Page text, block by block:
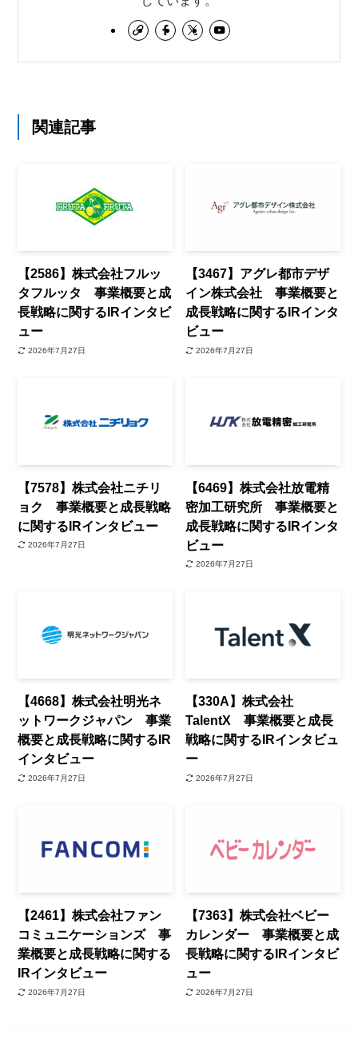
関連記事
【2586】株式会社フルッ
タフルッタ 事業概要と成
長戦略に関するIRインタビ
ュー
2026年7月27日
【3467】アグレ都市デザ
イン株式会社 事業概要と
成長戦略に関するIRインタ
ビュー
2026年7月27日
【7578】株式会社ニチリ
ョク 事業概要と成長戦略
に関するIRインタビュー
2026年7月27日
【6469】株式会社放電精
密加工研究所 事業概要と
成長戦略に関するIRインタ
ビュー
2026年7月27日
【4668】株式会社明光ネ
ットワークジャパン 事業
概要と成長戦略に関するIR
インタビュー
2026年7月27日
【330A】株式会社
TalentX 事業概要と成長
戦略に関するIRインタビュ
ー
2026年7月27日
【2461】株式会社ファン
コミュニケーションズ 事
業概要と成長戦略に関する
IRインタビュー
2026年7月27日
【7363】株式会社ベビー
カレンダー 事業概要と成
長戦略に関するIRインタビ
ュー
2026年7月27日